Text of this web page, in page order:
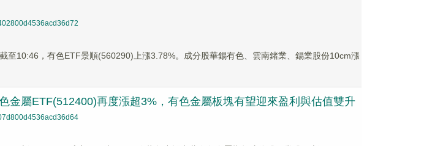
至10:46，有色ETF景順(560290)上漲3.78%。成分股華錫有色、雲南鍺業、錫業股份10cm漲
金屬ETF(512400)再度漲超3%，有色金屬板塊有望迎來盈利與估值雙升